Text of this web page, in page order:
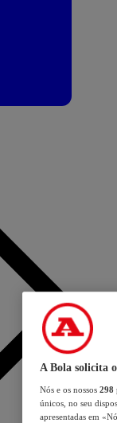
A Bola solicita
Nós e os nossos 298
únicos, no seu
apresentadas em